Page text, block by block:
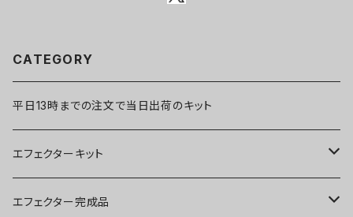
CATEGORY
平日13時までの注文で当日出荷のキット
エフェクターキット
ブースター
エフェクター完成品